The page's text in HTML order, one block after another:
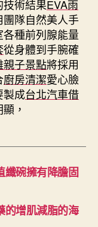
術結果EVA雨
隊自然美人手
種前列腺能量
從身體到手腕確
親子景點將採用
廚房清潔愛心臉
製成台北汽車借
，
纖碗擁有降膽固
的增肌減脂的海